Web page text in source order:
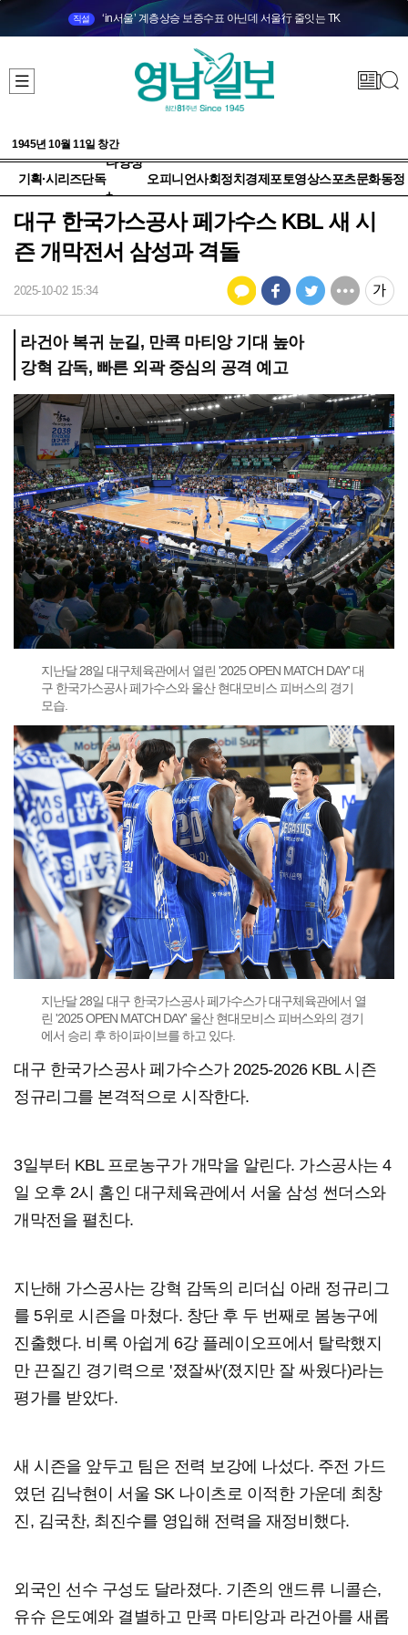
직설 ‘in서울’ 계층상승 보증수표 아닌데 서울行 줄잇는 TK
1945년 10월 11일 창간
기획·시리즈단독
다양성
+
오피니언사회정치 경제 포토영상스포츠문화동정
대구 한국가스공사 페가수스 KBL 새 시
즌 개막전서 삼성과 격돌
2025-10-02 15:34
라건아 복귀 눈길, 만콕 마티앙 기대 높아
강혁 감독, 빠른 외곽 중심의 공격 예고
지난달 28일 대구체육관에서 열린 '2025 OPEN MATCH DAY' 대
구 한국가스공사 페가수스와 울산 현대모비스 피버스의 경기
모습.
지난달 28일 대구 한국가스공사 페가수스가 대구체육관에서 열
린 '2025 OPEN MATCH DAY' 울산 현대모비스 피버스와의 경기
에서 승리 후 하이파이브를 하고 있다.
대구 한국가스공사 페가수스가 2025-2026 KBL 시즌
정규리그를 본격적으로 시작한다.
3일부터 KBL 프로농구가 개막을 알린다. 가스공사는 4
일 오후 2시 홈인 대구체육관에서 서울 삼성 썬더스와
개막전을 펼친다.
지난해 가스공사는 강혁 감독의 리더십 아래 정규리그
를 5위로 시즌을 마쳤다. 창단 후 두 번째로 봄농구에
진출했다. 비록 아쉽게 6강 플레이오프에서 탈락했지
만 끈질긴 경기력으로 '졌잘싸'(졌지만 잘 싸웠다)라는
평가를 받았다.
새 시즌을 앞두고 팀은 전력 보강에 나섰다. 주전 가드
였던 김낙현이 서울 SK 나이츠로 이적한 가운데 최창
진, 김국찬, 최진수를 영입해 전력을 재정비했다.
외국인 선수 구성도 달라졌다. 기존의 앤드류 니콜슨,
유슈 은도예와 결별하고 만콕 마티앙과 라건아를 새롭